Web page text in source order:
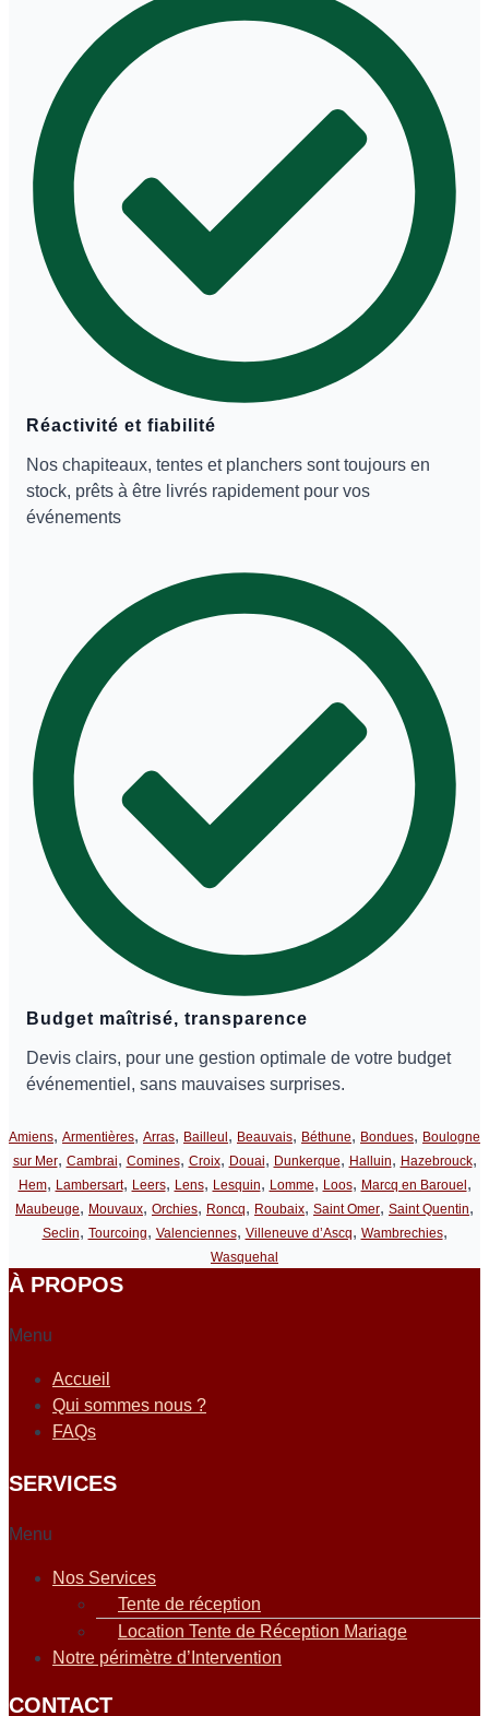
Réactivité et fiabilité
Nos chapiteaux, tentes et planchers sont toujours en
stock, prêts à être livrés rapidement pour vos
événements
Budget maîtrisé, transparence
Devis clairs, pour une gestion optimale de votre budget
événementiel, sans mauvaises surprises.
Amiens, Armentières, Arras, Bailleul, Beauvais, Béthune, Bondues, Boulogne
sur Mer, Cambrai, Comines, Croix, Douai, Dunkerque, Halluin, Hazebrouck,
Hem, Lambersart, Leers, Lens, Lesquin, Lomme, Loos, Marcq en Barouel,
Maubeuge, Mouvaux, Orchies, Roncq, Roubaix, Saint Omer, Saint Quentin,
Seclin, Tourcoing, Valenciennes, Villeneuve d’Ascq, Wambrechies,
Wasquehal
À PROPOS
Menu
Accueil
Qui sommes nous ?
FAQs
SERVICES
Menu
Nos Services
Tente de réception
Location Tente de Réception Mariage
Notre périmètre d’Intervention
CONTACT